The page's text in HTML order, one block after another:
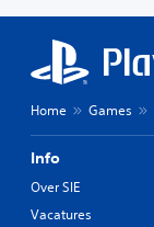
Home Games
Info
Over SIE
Vacatures